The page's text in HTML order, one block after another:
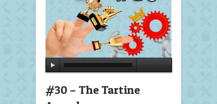
#30 – The Tartine